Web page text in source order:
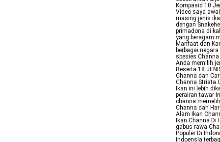
Kompasid 10
Video saya
masing jenis
dengan
primadona di
yang beragam
Manfaat dan
berbagai
spesies
Anda memilih
Beserta 18
Channa dan
Channa Striata
Ikan ini lebih
perairan tawar
channa
Channa dan
Alam Ikan
Ikan Channa
gabus rawa
Populer Di
Indoensia